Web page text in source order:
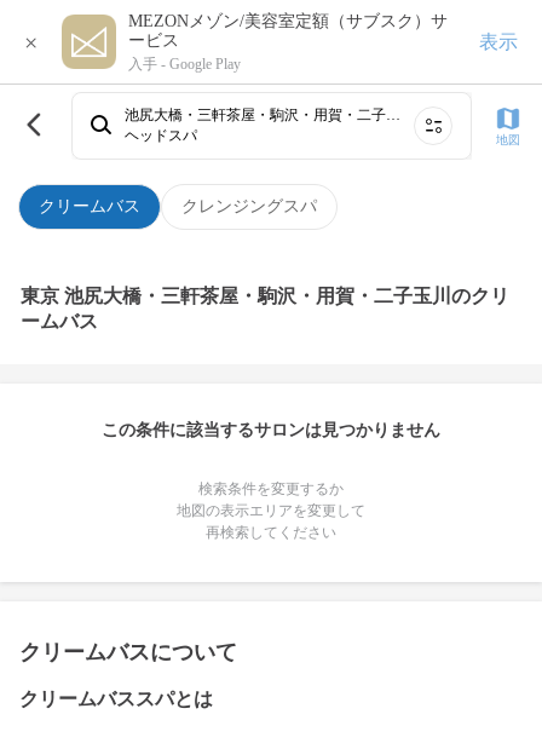
×
MEZONメゾン/美容室定額（サブスク）サ
ービス
入手 - Google Play
表示
クリームバス クレンジングスパ
池尻大橋・三軒茶屋・駒沢・用賀・二子玉川
ヘッドスパ
地図
東京 池尻大橋・三軒茶屋・駒沢・用賀・二子玉川のクリ
ームバス
この条件に該当するサロンは見つかりません
検索条件を変更するか
地図の表示エリアを変更して
再検索してください
クリームバスについて
クリームバススパとは